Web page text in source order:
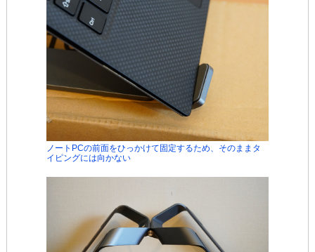
ノートPCの前面をひっかけて固定するため、そのままタ
イピングには向かない